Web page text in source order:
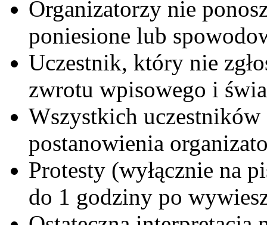
Organizatorzy nie
poniesione lub
Uczestnik, który nie
zwrotu wpisowego i
Wszystkich
postanowienia
Protesty (wyłącznie na
do 1 godziny po